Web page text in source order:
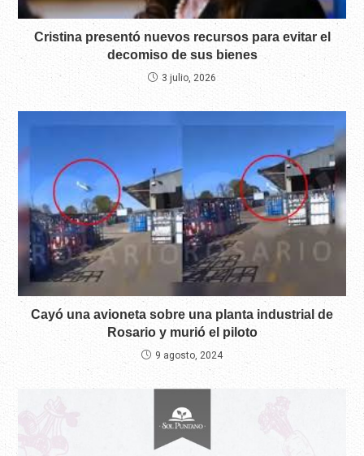
Cristina presentó nuevos recursos para evitar el
decomiso de sus bienes
3 julio, 2026
Cayó una avioneta sobre una planta industrial de
Rosario y murió el piloto
9 agosto, 2024